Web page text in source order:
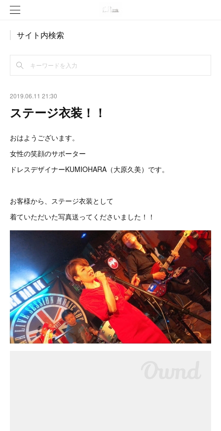
サイト内検索
2019.06.11 21:30
ステージ衣装！！
おはようございます。
女性の笑顔のサポーター
ドレスデザイナーKUMIOHARA（大原久美）です。
お客様から、ステージ衣装として
着ていただいた写真送ってくださいました！！